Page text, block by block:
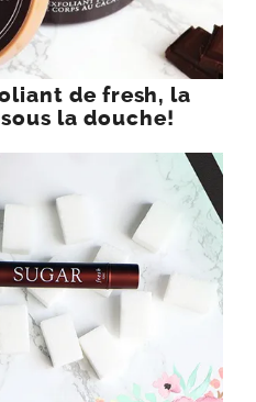
de fresh, la
la douche!